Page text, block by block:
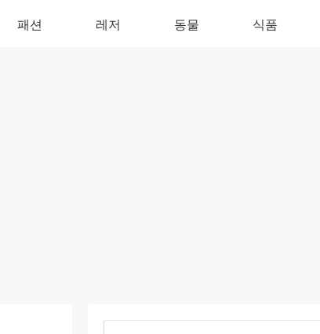
패션 레저 동물 식품